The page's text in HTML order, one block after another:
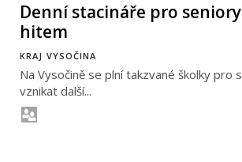
Denní stacináře pro
hitem
KRAJ VYSOČINA
Na Vysočině se plní takzvané školky pro
vznikat další...